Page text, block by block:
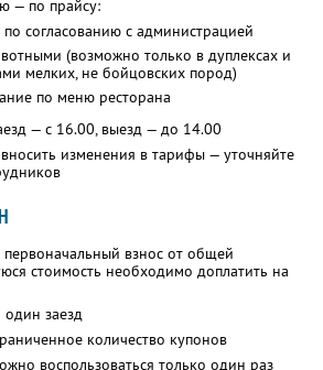
— по прайсу:
согласованию с администрацией
(возможно только в дуплексах и
мелких, не бойцовских пород)
по меню ресторана
— с 16.00, выезд — до 14.00
изменения в тарифы — уточняйте
взнос от общей
стоимость необходимо доплатить на
один заезд
количество купонов
воспользоваться только один раз